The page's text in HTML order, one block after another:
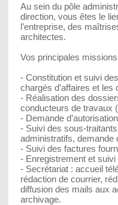
Au sein du pôle
direction, vous êtes le
l’entreprise, des
architectes.
Vos principales
- Constitution et suivi
chargés d’affaires et
- Réalisation des
conducteurs de
- Demande
- Suivi des sous-
administratifs, demande
- Suivi des factures
- Enregistrement et
- Secrétariat : accueil
rédaction de courrier,
diffusion des mails aux
archivage.